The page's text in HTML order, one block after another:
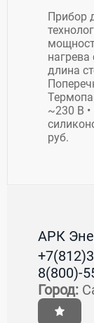
Прибор
длина
~230 В
руб.
АРК
8(800)-
Город: